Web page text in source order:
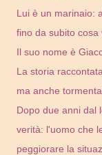
Lui è un marinaio:
fino da subito cosa
Il suo nome è
La storia
ma anche
Dopo due anni dal
verità: l'uomo che
peggiorare la